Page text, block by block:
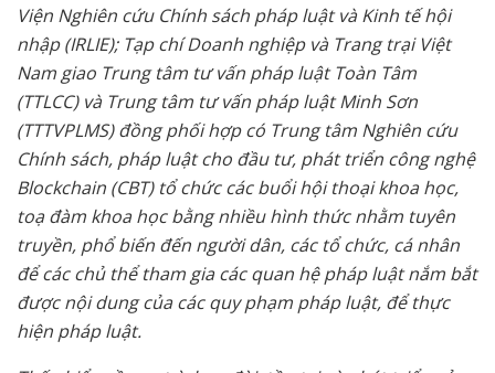
Viện Nghiên cứu Chính sách pháp luật và Kinh tế hội
nhập (IRLIE); Tạp chí Doanh nghiệp và Trang trại Việt
Nam giao Trung tâm tư vấn pháp luật Toàn Tâm
(TTLCC) và Trung tâm tư vấn pháp luật Minh Sơn
(TTTVPLMS) đồngphối hợp có Trung tâm Nghiên cứu
Chính sách, pháp luật cho đầu tư, phát triển công nghệ
Blockchain (CBT) tổ chức các buổi hội thoại khoa học,
toạ đàm khoa học bằng nhiều hình thức nhằm tuyên
truyền, phổ biến đến người dân, các tổ chức, cá nhân
để các chủ thể tham gia các quan hệ pháp luật nắm bắt
được nội dung của các quy phạm pháp luật, để thực
hiện pháp luật.